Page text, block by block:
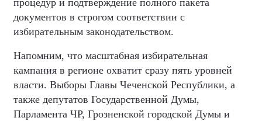
процедур и подтверждение полного пакета
документов в строгом соответствии с
избирательным законодательством.
Напомним, что масштабная избирательная
кампания в регионе охватит сразу пять уровней
власти. Выборы Главы Чеченской Республики, а
также депутатов Государственной Думы,
Парламента ЧР, Грозненской городской Думы и